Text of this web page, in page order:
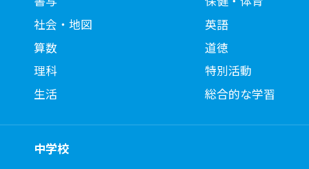
社会・地図
算数
理科
生活
英語
道徳
特別活動
総合的な学習
中学校